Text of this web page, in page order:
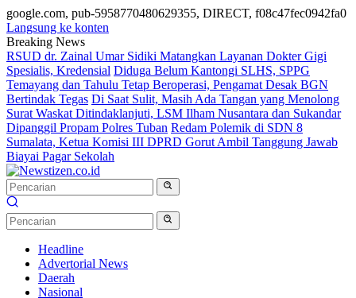
google.com, pub-5958770480629355, DIRECT, f08c47fec0942fa0
Langsung ke konten
Breaking News
RSUD dr. Zainal Umar Sidiki Matangkan Layanan Dokter Gigi
Spesialis, Kredensial Diduga Belum Kantongi SLHS, SPPG
Temayang dan Tahulu Tetap Beroperasi, Pengamat Desak BGN
Bertindak Tegas Di Saat Sulit, Masih Ada Tangan yang Menolong
Surat Waskat Ditindaklanjuti, LSM Ilham Nusantara dan Sukandar
Dipanggil Propam Polres Tuban Redam Polemik di SDN 8
Sumalata, Ketua Komisi III DPRD Gorut Ambil Tanggung Jawab
Biayai Pagar Sekolah
Headline
Advertorial News
Daerah
Nasional